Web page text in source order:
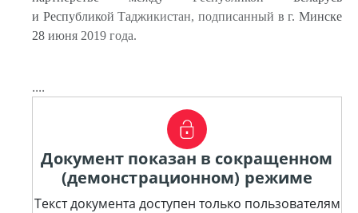
и Республикой Таджикистан, подписанный в г. Минске
28 июня 2019 года.
....
Документ показан в сокращенном
(демонстрационном) режиме
Текст документа доступен только пользователям